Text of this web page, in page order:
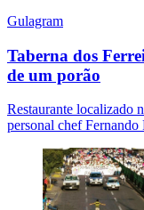
Gulagram
Taberna dos
de um porão
Restaurante localizado
personal chef Fernando